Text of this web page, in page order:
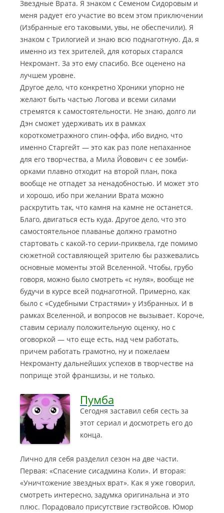
Звездные Врата. Я знаком с Семеном Сидоровым и
меня радует его участие во всем этом приключении
(Избранные его таковыми, увы, не обеспечили). Я
знаком с Трилогией и знаю всю поднаготную. Да, я
именно из тех зрителей, для которых старался
Некромант. За это ему спасибо. Все оценено на
лучшем уровне.
Другое дело, что конкретно Хроники упорно не
желают быть частью Логова и всеми силами
стремятся к самостоятельности. Не знаю, долго ли
Дэн сможет удерживать их в рамках
короткометражного спин-оффа, ибо видно, что
именно Старгейт — это как раз поле непаханное
для его творчества, а Мила Йовович с ее зомби-
орками плавно отходит на второй план, пока
вообще не отпадет за ненадобностью. И может это
и хорошо, ибо при желании Врата можно
раскрутить так, что камня на камне не останется.
Благо, двигаться есть куда. Другое дело, что это
самостоятельное плаванье должно грамотно
стартовать с какой-то серии-приквела, где помимо
сюжетной составляющей зрителю бы разжевались
основные моменты этой Вселенной. Чтобы, грубо
говоря, можно было смотреть «с нуля», вообще не
будучи в курсе всей поднаготной. Примерно, как
было с «Судебными Страстями» у Избранных. И в
рамках Вселенной, и вопросов не вызывает. Короче,
ставим сериалу положительную оценку, но с
оговоркой — что еще есть, над чем работать,
причем работать грамотно, ну и пожелаем
Некроманту дальнейших успехов в творчестве на
поприще этой франшизы, и не только.
Пумба
Сегодня заставил себя сесть за
этот сериал и досмотреть его до
конца.
Лично для себя разделил сезон на две части.
Первая: «Спасение сисадмина Коли». И вторая:
«Уничтожение звездных врат». Как я уже говорил,
смотреть интересно, задумка оригинальна и это
плюс. Порадовало присутствие гэствойсов. Юмор